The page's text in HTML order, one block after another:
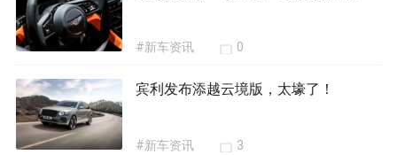
#新车资讯 0
宾利发布添越云境版，太壕了！
#新车资讯 3